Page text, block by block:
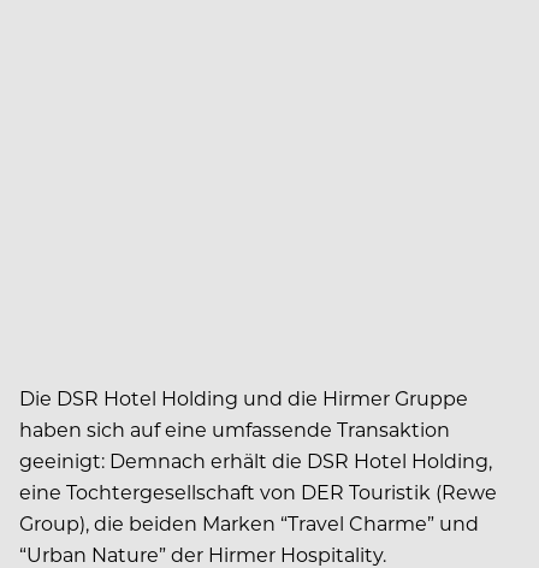
Die DSR Hotel Holding und die Hirmer Gruppe
haben sich auf eine umfassende Transaktion
geeinigt: Demnach erhält die DSR Hotel Holding,
eine Tochtergesellschaft von DER Touristik (Rewe
Group), die beiden Marken “Travel Charme” und
“Urban Nature” der Hirmer Hospitality.